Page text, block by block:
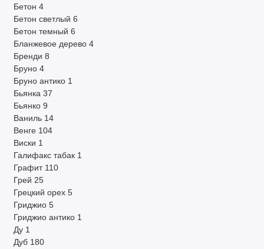
Бетон 4
Бетон светлый 6
Бетон темный 6
Бланжевое дерево 4
Бренди 8
Бруно 4
Бруно антико 1
Бьянка 37
Бьянко 9
Ваниль 14
Венге 104
Виски 1
Галифакс табак 1
Графит 110
Грей 25
Грецкий орех 5
Гриджио 5
Гриджио антико 1
Ду 1
Дуб 180